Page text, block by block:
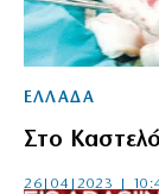
ΕΛΛΑΔΑ
Στο
26|04|2023 |